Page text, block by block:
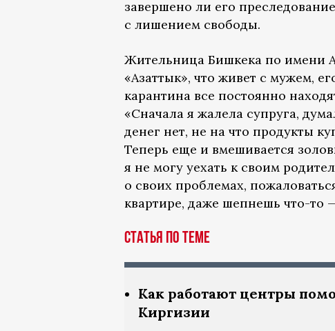
завершено ли его
с лишением свободы.
Жительница Бишкека по имени
«Азаттык», что живет с мужем,
карантина все постоянно
«Сначала я жалела супруга,
денег нет, не на что продукты
Теперь еще и вмешивается
я не могу уехать к своим
о своих проблемах,
квартире, даже шепнешь что-то
Статья по теме
Как работают центры
Киргизии